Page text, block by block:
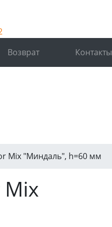
Возврат Контакты
Mix "Миндаль", h=60 мм
Mix